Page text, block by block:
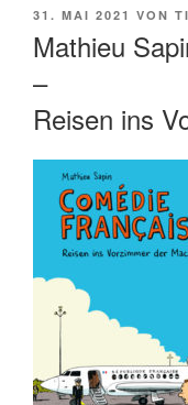
VERÖFFENTLICHT
31. MAI 2021 VON
Mathieu
–
Reisen ins